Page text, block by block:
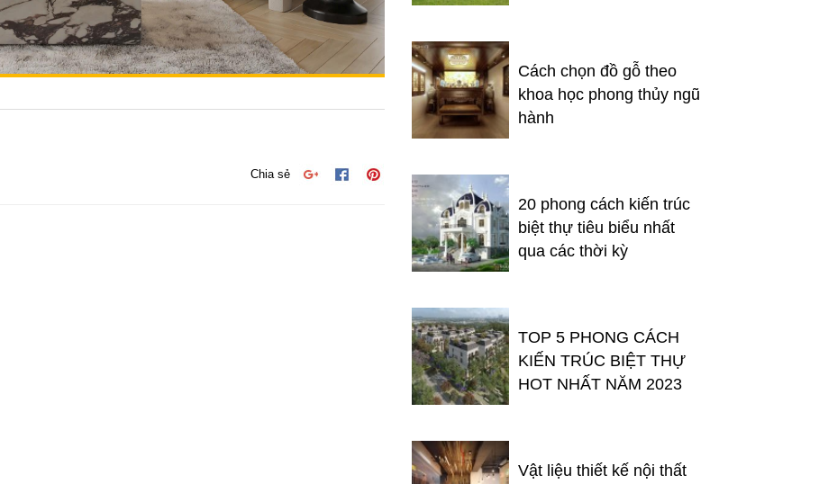
Chia sẻ
Cách chọn đồ gỗ theo
khoa học phong thủy ngũ
hành
20 phong cách kiến trúc
biệt thự tiêu biểu nhất
qua các thời kỳ
TOP 5 PHONG CÁCH
KIẾN TRÚC BIỆT THỰ
HOT NHẤT NĂM 2023
Vật liệu thiết kế nội thất